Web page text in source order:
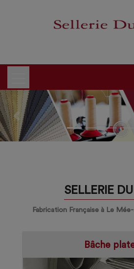
Previous
SELLERIE
Fabrication Française à Le
Bâche